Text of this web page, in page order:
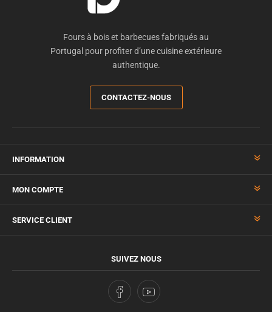
Fours à bois et barbecues fabriqués au
Portugal pour profiter d’une cuisine extérieure
authentique.
CONTACTEZ-NOUS
INFORMATION
MON COMPTE
SERVICE CLIENT
SUIVEZ NOUS